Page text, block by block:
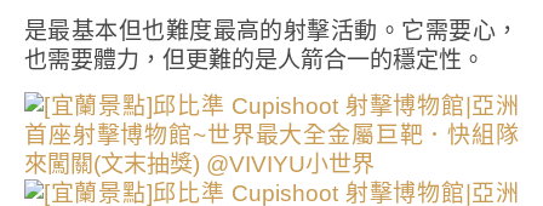
是最基本但也難度最高的射擊活動。它需要心，
也需要體力，但更難的是人箭合一的穩定性。